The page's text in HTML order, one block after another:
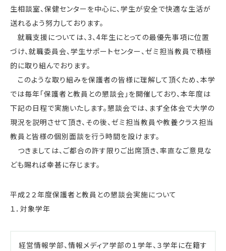
生相談室、保健センターを中心に、学生が安全で快適な生活が
送れるよう努力しております。
就職支援については、3、4年生にとっての最優先事項に位置
づけ、就職委員会、学生サポートセンター、ゼミ担当教員で積極
的に取り組んでおります。
このような取り組みを保護者の皆様に理解して頂くため、本学
では毎年「保護者と教員との懇談会」を開催しており、本年度は
下記の日程で実施いたします。懇談会では、まず全体会で大学の
現況を説明させて頂き、その後、ゼミ担当教員や教養クラス担当
教員と皆様の個別面談を行う時間を設けます。
つきましては、ご都合の許す限りご出席頂き、率直なご意見な
ども賜れば幸甚に存じます。
平成２２年度保護者と教員との懇談会実施について
１．対象学年
経営情報学部、情報メディア学部の１学年、３学年に在籍す